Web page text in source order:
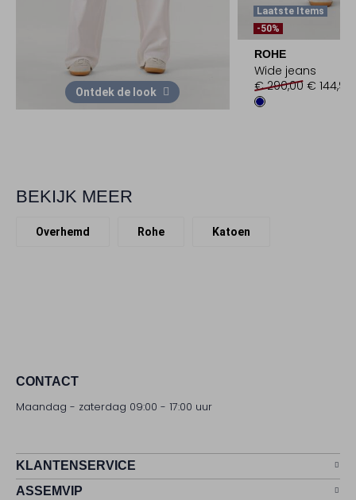
Ontdek de look
Laatste Items
-50%
ROHE
Wide jeans
€ 290,00 € 144,99
BEKIJK MEER
Overhemd Rohe Katoen
CONTACT
Maandag - zaterdag 09:00 - 17:00 uur
KLANTENSERVICE
ASSEMVIP